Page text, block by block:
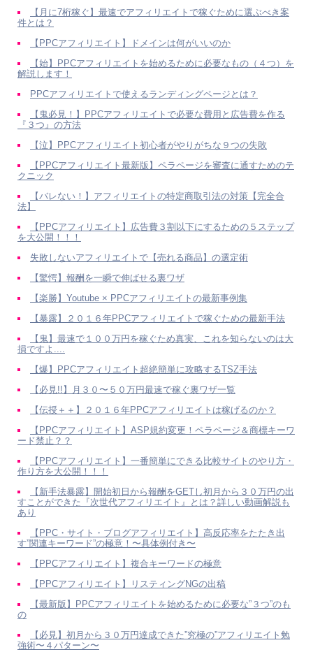
【月に7桁稼ぐ】最速でアフィリエイトで稼ぐために選ぶべき案
件とは？
【PPCアフィリエイト】ドメインは何がいいのか
【始】PPCアフィリエイトを始めるために必要なもの（４つ）を
解説します！
PPCアフィリエイトで使えるランディングページとは？
【鬼必見！】PPCアフィリエイトで必要な費用と広告費を作る
『３つ』の方法
【泣】PPCアフィリエイト初心者がやりがちな９つの失敗
【PPCアフィリエイト最新版】ペラページを審査に通すためのテ
クニック
【バレない！】アフィリエイトの特定商取引法の対策【完全合
法】
【PPCアフィリエイト】広告費３割以下にするための５ステップ
を大公開！！！
失敗しないアフィリエイトで【売れる商品】の選定術
【驚愕】報酬を一瞬で伸ばせる裏ワザ
【楽勝】Youtube × PPCアフィリエイトの最新事例集
【暴露】２０１６年PPCアフィリエイトで稼ぐための最新手法
【鬼】最速で１００万円を稼ぐため真実、これを知らないのは大
損ですよ....
【爆】PPCアフィリエイト超絶簡単に攻略するTSZ手法
【必見!!】月３０〜５０万円最速で稼ぐ裏ワザ一覧
【伝授＋＋】２０１６年PPCアフィリエイトは稼げるのか？
【PPCアフィリエイト】ASP規約変更！ペラページ＆商標キーワ
ード禁止？？
【PPCアフィリエイト】一番簡単にできる比較サイトのやり方・
作り方を大公開！！！
【新手法暴露】開始初日から報酬をGETし初月から３０万円の出
すことができた『次世代アフィリエイト』とは？詳しい動画解説も
あり
【PPC・サイト・ブログアフィリエイト】高反応率をたたき出
す”関連キーワード”の極意！〜具体例付き〜
【PPCアフィリエイト】複合キーワードの極意
【PPCアフィリエイト】リスティングNGの出稿
【最新版】PPCアフィリエイトを始めるために必要な”３つ”のも
の
【必見】初月から３０万円達成できた”究極の”アフィリエイト勉
強術〜４パターン〜